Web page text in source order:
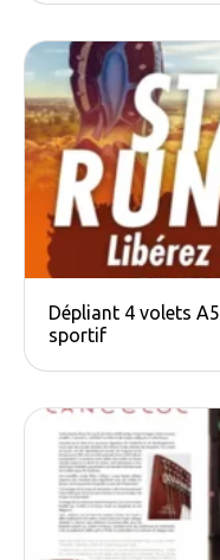
Dépliant 4 volets
sportif